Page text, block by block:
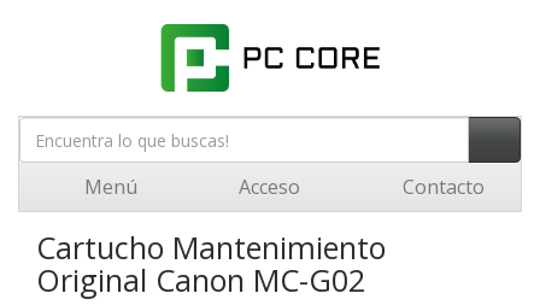
Menú Acceso Contacto
Cartucho Mantenimiento
Original Canon MC-G02